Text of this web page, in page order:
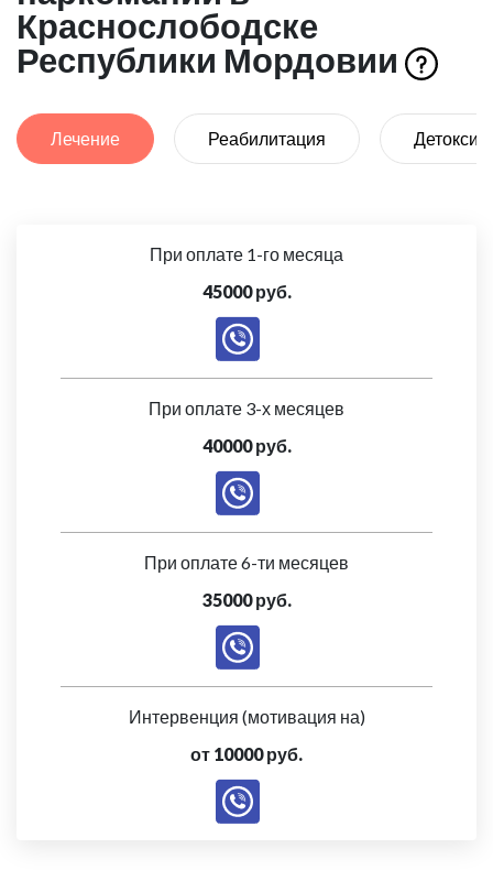
Краснослободске
Республики Мордовии
Лечение Реабилитация
При оплате 1-го месяца
45000 руб.
При оплате 3-х месяцев
40000 руб.
При оплате 6-ти месяцев
35000 руб.
Интервенция (мотивация на)
от 10000 руб.